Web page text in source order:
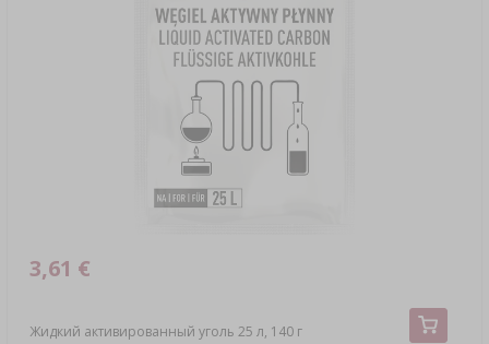
Жидкий активированный уголь 25 л, 140 г
3,61 €